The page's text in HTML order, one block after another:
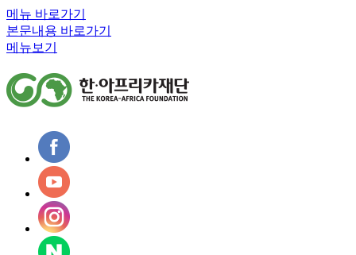
메뉴 바로가기
본문내용 바로가기
메뉴보기